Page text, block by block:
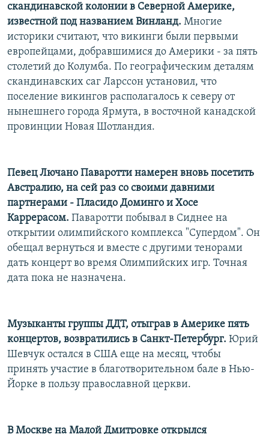
скандинавской колонии в Северной Америке,
известной под названием Винланд. Многие
историки считают, что викинги были первыми
европейцами, добравшимися до Америки - за пять
столетий до Колумба. По географическим деталям
скандинавских саг Ларссон установил, что
поселение викингов располагалось к северу от
нынешнего города Ярмута, в восточной канадской
провинции Новая Шотландия.
Певец Лючано Паваротти намерен вновь посетить
Австралию, на сей раз со своими давними
партнерами - Пласидо Доминго и Хосе
Каррерасом. Паваротти побывал в Сиднее на
открытии олимпийского комплекса "Супердом". Он
обещал вернуться и вместе с другими тенорами
дать концерт во время Олимпийских игр. Точная
дата пока не назначена.
Музыканты группы ДДТ, отыграв в Америке пять
концертов, возвратились в Санкт-Петербург. Юрий
Шевчук остался в США еще на месяц, чтобы
принять участие в благотворительном бале в Нью-
Йорке в пользу православной церкви.
В Москве на Малой Дмитровке открылся